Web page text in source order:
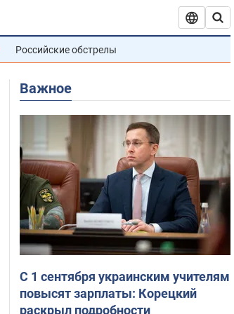
Российские обстрелы
Важное
С 1 сентября украинским учителям
повысят зарплаты: Корецкий
раскрыл подробности